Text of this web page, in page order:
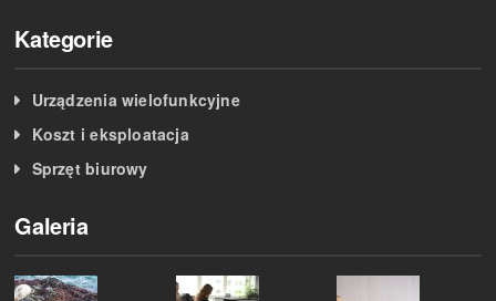
Kategorie
Urządzenia wielofunkcyjne
Koszt i eksploatacja
Sprzęt biurowy
Galeria